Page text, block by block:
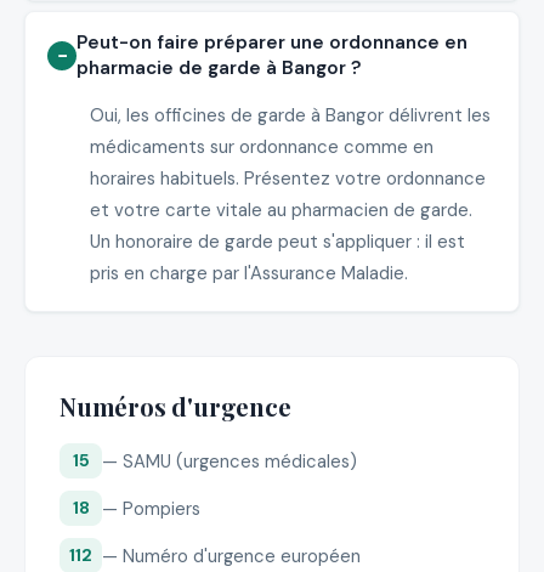
Peut-on faire préparer une ordonnance en
pharmacie de garde à Bangor ?
Oui, les officines de garde à Bangor délivrent les
médicaments sur ordonnance comme en
horaires habituels. Présentez votre ordonnance
et votre carte vitale au pharmacien de garde.
Un honoraire de garde peut s'appliquer : il est
pris en charge par l'Assurance Maladie.
Numéros d'urgence
15 — SAMU (urgences médicales)
18 — Pompiers
112 — Numéro d'urgence européen